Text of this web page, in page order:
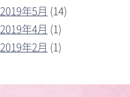
2019年5月 (14)
2019年4月 (1)
2019年2月 (1)